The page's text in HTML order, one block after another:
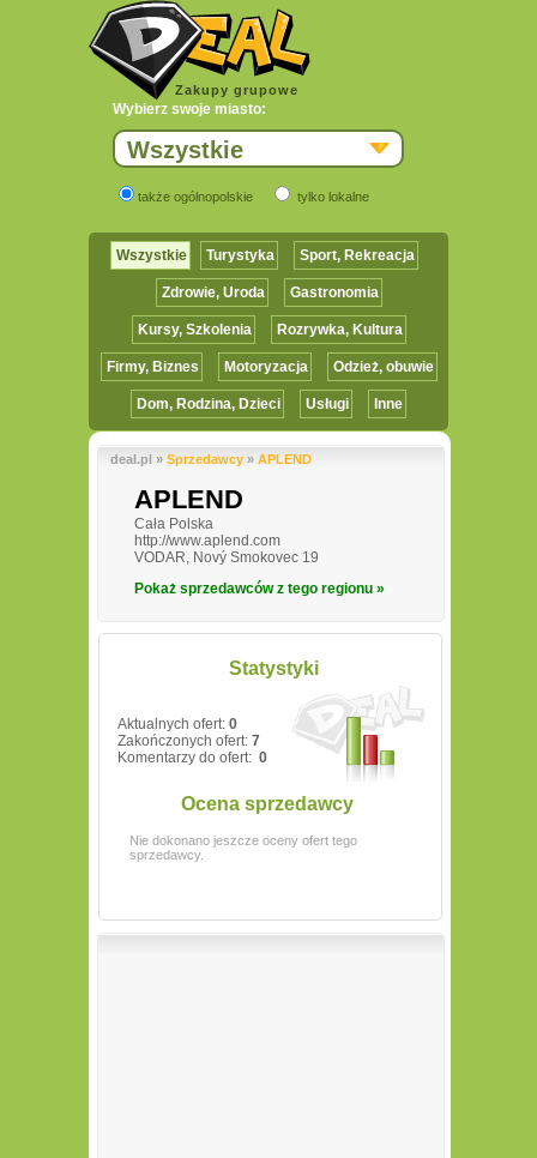
Zakupy grupowe
Wybierz swoje miasto:
Wszystkie
także ogólnopolskie tylko lokalne
Wszystkie Turystyka Sport, Rekreacja
Zdrowie, Uroda Gastronomia
Kursy, Szkolenia Rozrywka, Kultura
Firmy, Biznes Motoryzacja Odzież, obuwie
Dom, Rodzina, Dzieci Usługi Inne
deal.pl » Sprzedawcy » APLEND
APLEND
Cała Polska
http://www.aplend.com
VODAR, Nový Smokovec 19
Pokaż sprzedawców z tego regionu »
Statystyki
Aktualnych ofert: 0
Zakończonych ofert: 7
Komentarzy do ofert: 0
Ocena sprzedawcy
Nie dokonano jeszcze oceny ofert tego
sprzedawcy.